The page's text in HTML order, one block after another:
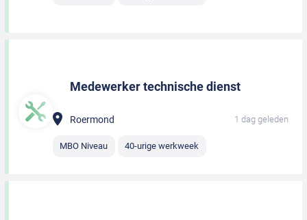
Medewerker technische dienst
Roermond 1 dag geleden
MBO Niveau 40-urige werkweek